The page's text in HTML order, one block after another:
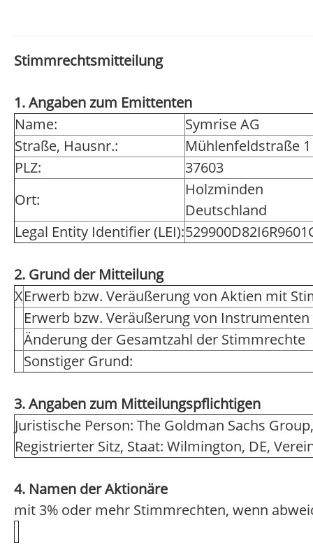
Stimmrechtsmitteilung
1. Angaben zum Emittenten
Name:
Symrise AG
Straße, Hausnr.:
Mühlenfeldstraße 1
PLZ:
37603
Ort:
Holzminden
Deutschland
Legal Entity Identifier (LEI):
2. Grund der Mitteilung
XErwerb bzw. Veräußerung von Aktien mit
Erwerb bzw. Veräußerung von Instrumenten
Änderung der Gesamtzahl der Stimmrechte
Sonstiger Grund:
3. Angaben zum Mitteilungspflichtigen
Juristische Person: The Goldman Sachs
Registrierter Sitz, Staat: Wilmington, DE,
4. Namen der Aktionäre
mit 3% oder mehr Stimmrechten, wenn